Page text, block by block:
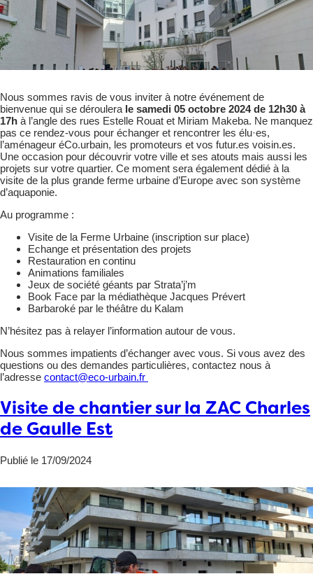
Nous sommes ravis de vous inviter à notre événement de
bienvenue qui se déroulera le samedi 05 octobre 2024 de 12h30 à
17h à l’angle des rues Estelle Rouat et Miriam Makeba. Ne manquez
pas ce rendez-vous pour échanger et rencontrer les élu·es,
l’aménageur éCo.urbain, les promoteurs et vos futur.es voisin.es.
Une occasion pour découvrir votre ville et ses atouts mais aussi les
projets sur votre quartier. Ce moment sera également dédié à la
visite de la plus grande ferme urbaine d’Europe avec son système
d’aquaponie.
Au programme :
Visite de la Ferme Urbaine (inscription sur place)
Echange et présentation des projets
Restauration en continu
Animations familiales
Jeux de société géants par Strata’j’m
Book Face par la médiathèque Jacques Prévert
Barbaroké par le théâtre du Kalam
N’hésitez pas à relayer l’information autour de vous.
Nous sommes impatients d’échanger avec vous. Si vous avez des
questions ou des demandes particulières, contactez nous à
l’adresse contact@eco-urbain.fr
Visite de chantier sur la ZAC Charles
de Gaulle Est
Publié le 17/09/2024